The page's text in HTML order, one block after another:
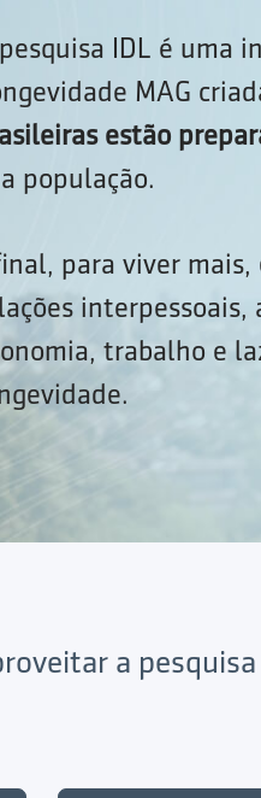
IDL é uma
MAG
estão
população.
para viver mais,
interpessoais,
trabalho e
a